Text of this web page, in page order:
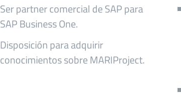
Ser partner comercial de SAP para
SAP Business One.
Disposición para adquirir
conocimientos sobre MARIProject.